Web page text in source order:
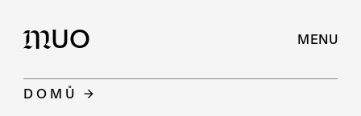
MUO MENU
DOMŮ